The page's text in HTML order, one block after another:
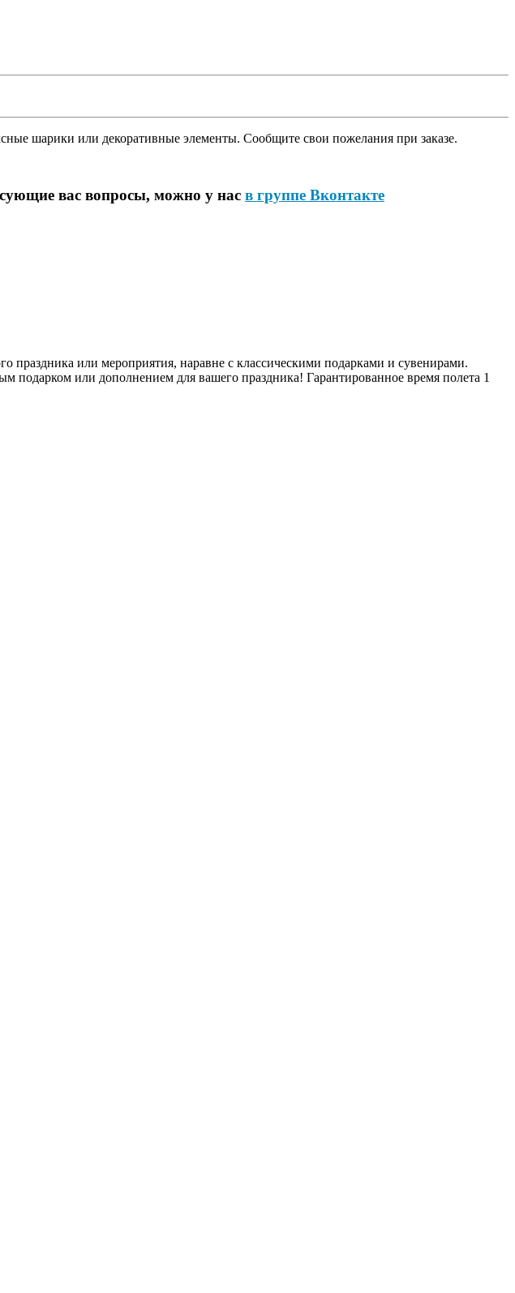
шарики или декоративные элементы. Сообщите свои пожелания при заказе.
вас вопросы, можно у нас в группе Вконтакте
или мероприятия, наравне с классическими подарками и сувенирами.
или дополнением для вашего праздника! Гарантированное время полета 1